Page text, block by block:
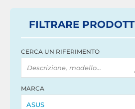
FILTRARE
CERCA UN RIFERIMENTO
MARCA
ASUS